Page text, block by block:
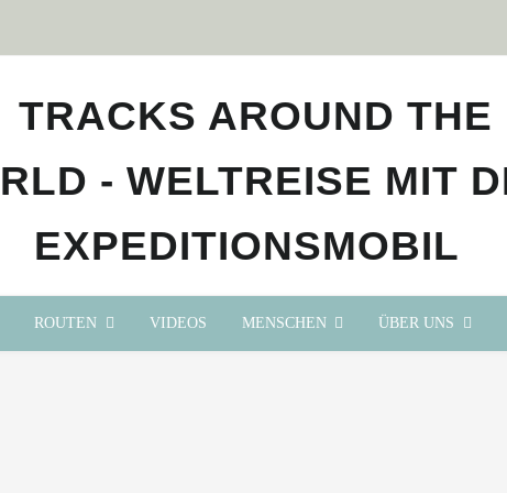
ROUTEN VIDEOS MENSCHEN ÜBER UNS